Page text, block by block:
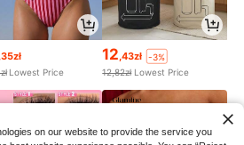
Lowest Price
12 ,43zł
-3%
12,82zł Lowest Price
on our website to provide the service you